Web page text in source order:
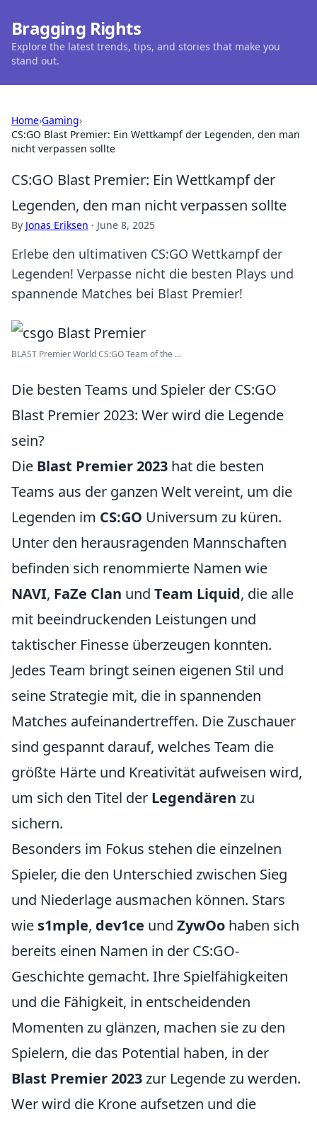
Bragging Rights
Explore the latest trends, tips, and stories that make you
stand out.
Home›Gaming›
CS:GO Blast Premier: Ein Wettkampf der Legenden, den man
nicht verpassen sollte
CS:GO Blast Premier: Ein Wettkampf der
Legenden, den man nicht verpassen sollte
By Jonas Eriksen · June 8, 2025
Erlebe den ultimativen CS:GO Wettkampf der
Legenden! Verpasse nicht die besten Plays und
spannende Matches bei Blast Premier!
BLAST Premier World CS:GO Team of the ...
Die besten Teams und Spieler der CS:GO
Blast Premier 2023: Wer wird die Legende
sein?
Die Blast Premier 2023 hat die besten
Teams aus der ganzen Welt vereint, um die
Legenden im CS:GO Universum zu küren.
Unter den herausragenden Mannschaften
befinden sich renommierte Namen wie
NAVI, FaZe Clan und Team Liquid, die alle
mit beeindruckenden Leistungen und
taktischer Finesse überzeugen konnten.
Jedes Team bringt seinen eigenen Stil und
seine Strategie mit, die in spannenden
Matches aufeinandertreffen. Die Zuschauer
sind gespannt darauf, welches Team die
größte Härte und Kreativität aufweisen wird,
um sich den Titel der Legendären zu
sichern.
Besonders im Fokus stehen die einzelnen
Spieler, die den Unterschied zwischen Sieg
und Niederlage ausmachen können. Stars
wie s1mple, dev1ce und ZywOo haben sich
bereits einen Namen in der CS:GO-
Geschichte gemacht. Ihre Spielfähigkeiten
und die Fähigkeit, in entscheidenden
Momenten zu glänzen, machen sie zu den
Spielern, die das Potential haben, in der
Blast Premier 2023zur Legende zu werden.
Wer wird die Krone aufsetzen und die